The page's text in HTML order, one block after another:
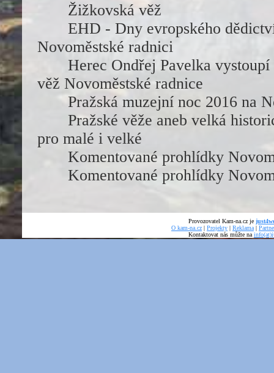
Žižkovská věž
EHD - Dny evropského
Novoměstské radnici
Herec Ondřej Pavelka
věž Novoměstské radnice
Pražská muzejní noc 2016 na
Pražské věže aneb velká
pro malé i velké
Komentované prohlídky
Komentované prohlídky
Provozovatel Kam-na.cz je
O kam-na.cz | Projekty | Reklama |
Kontaktovat nás můžte na